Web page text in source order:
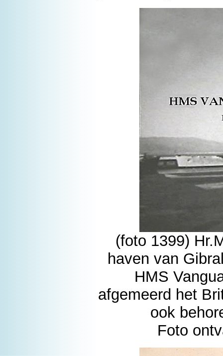
(foto 1399)
haven van
HMS
afgemeerd het
ook
Foto